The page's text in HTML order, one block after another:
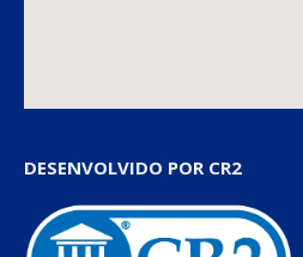
DESENVOLVIDO POR CR2